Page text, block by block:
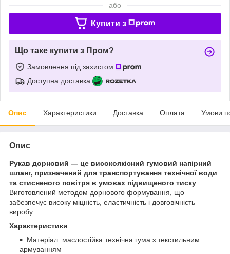
або
Купити з
Що таке купити з Пром?
Замовлення під захистом
Доступна доставка
Опис Характеристики Доставка Оплата Умови
Опис
Рукав дорновий — це високоякісний гумовий напірний
шланг, призначений для транспортування технічної води
та стисненого повітря в умовах підвищеного тиску
Виготовлений методом дорнового формування, що
забезпечує високу міцність, еластичність і довговічність
виробу.
Характеристики:
Матеріал: маслостійка технічна гума з текстильним
армуванням